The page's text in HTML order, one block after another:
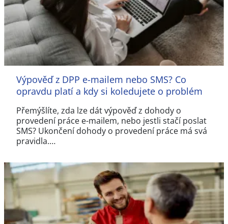
Výpověď z DPP e-mailem nebo SMS? Co
opravdu platí a kdy si koledujete o problém
Přemýšlíte, zda lze dát výpověď z dohody o
provedení práce e-mailem, nebo jestli stačí poslat
SMS? Ukončení dohody o provedení práce má svá
pravidla.…